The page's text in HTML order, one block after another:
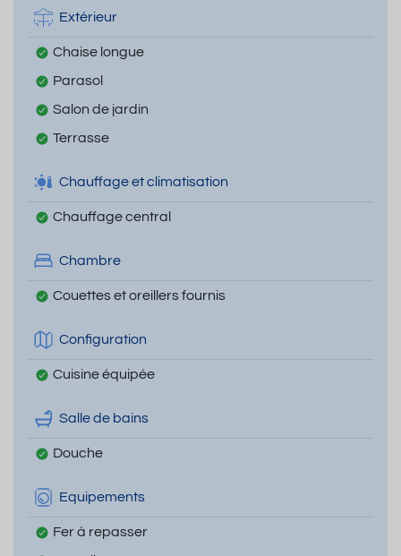
Extérieur
Chaise longue
Parasol
Salon de jardin
Terrasse
Chauffage et climatisation
Chauffage central
Chambre
Couettes et oreillers fournis
Configuration
Cuisine équipée
Salle de bains
Douche
Equipements
Fer à repasser